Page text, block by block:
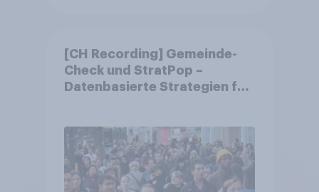
[CH Recording] Gemeinde-
Check und StratPop –
Datenbasierte Strategien für